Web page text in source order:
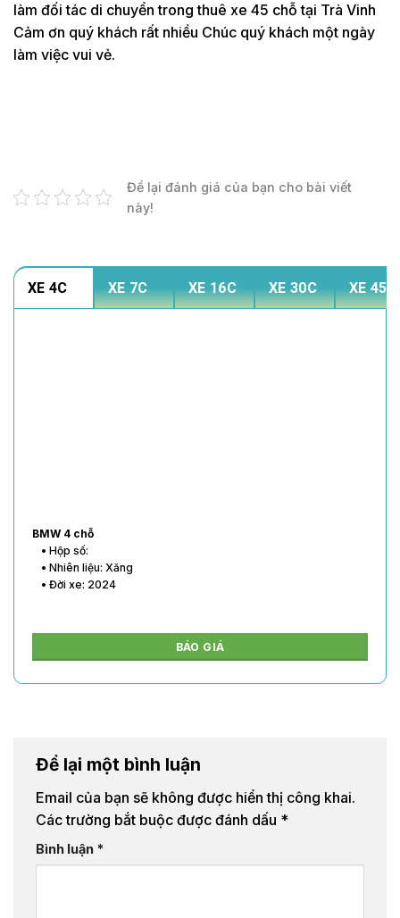
làm đối tác di chuyển trong thuê xe 45 chỗ tại Trà Vinh
Cảm ơn quý khách rất nhiều Chúc quý khách một ngày
làm việc vui vẻ.
Để lại đánh giá của bạn cho bài viết
này!
XE 4C XE 7C XE 16C XE 30C XE 45C
BMW 4 chỗ
• Hộp số:
• Nhiên liệu: Xăng
• Đời xe: 2024
BÁO GIÁ
Để lại một bình luận
Email của bạn sẽ không được hiển thị công khai.
Các trường bắt buộc được đánh dấu *
Bình luận *